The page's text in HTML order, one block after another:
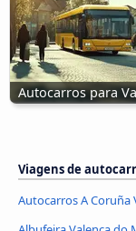
Autocarros para
Viagens de
Autocarros A Coruña